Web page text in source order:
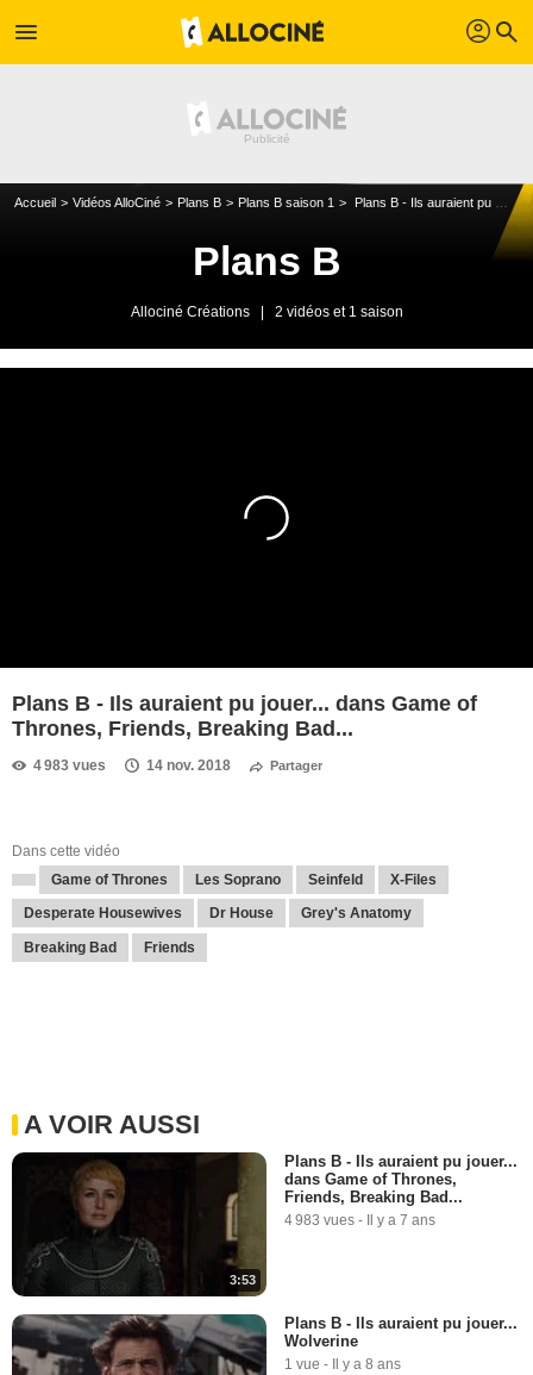
menu profil search
Accueil Vidéos AlloCiné Plans B Plans B saison 1 Plans B - Ils auraient pu jouer... dans Game of Thrones, Friends, Breaking Bad...
Plans B
Allociné Créations 2 vidéos et 1 saison
Plans B - Ils auraient pu jouer... dans Game of
Thrones, Friends, Breaking Bad...
4 983 vues 14 nov. 2018 Partager
Dans cette vidéo
Game of Thrones
Les Soprano Seinfeld X-Files
Desperate Housewives Dr House Grey's Anatomy
Breaking Bad Friends
A VOIR AUSSI
3:53
Plans B - Ils auraient pu jouer...
dans Game of Thrones,
Friends, Breaking Bad...
4 983 vues - Il y a 7 ans
Plans B - Ils auraient pu jouer...
Wolverine
1 vue - Il y a 8 ans